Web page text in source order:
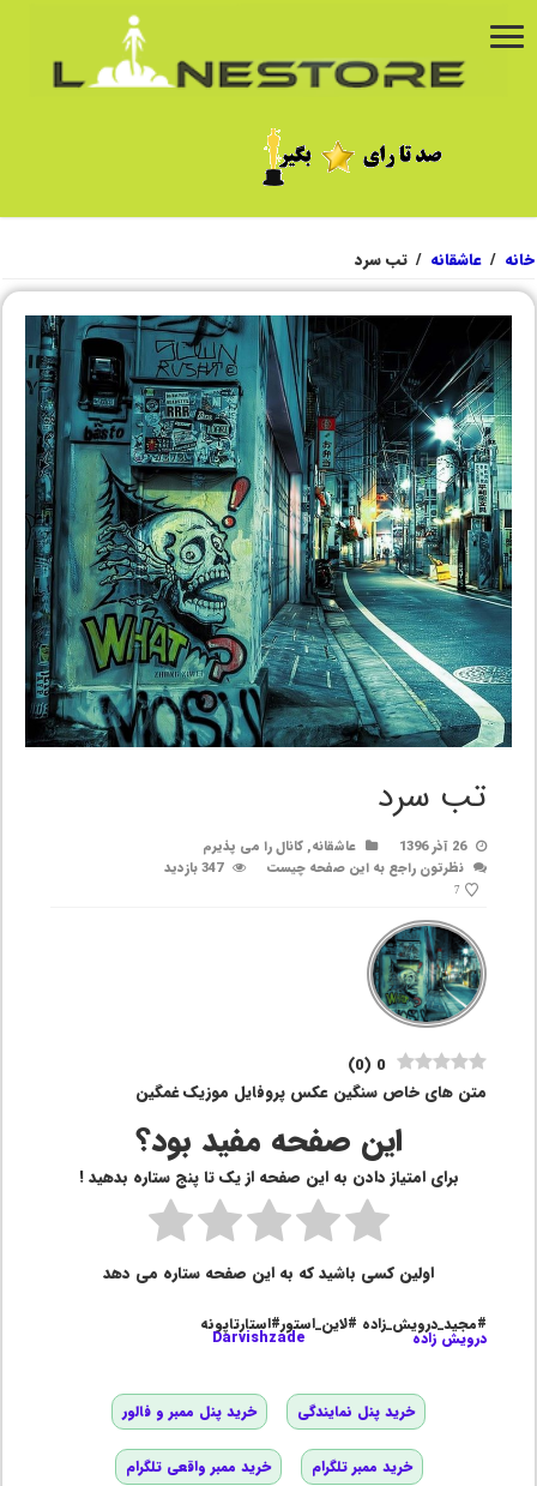
خانه / عاشقانه / تب سرد
تب سرد
26 آذر 1396 عاشقانه,کانال را می پذیرم
نظرتون راجع به این صفحه چیست
347 بازدید
7
0
(
0
)
متن های خاص سنگین عکس پروفایل موزیک غمگین
این صفحه مفید بود؟
برای امتیاز دادن به این صفحه از یک تا پنج ستاره بدهید !
اولین کسی باشید که به این صفحه ستاره می دهد
#مجید_درویش_زاده #لاین_استور#استارتاپونه
درویش زاده Darvishzade
خرید پنل نمایندگی خرید پنل ممبر و فالور
خرید ممبر تلگرام خرید ممبر واقعی تلگرام